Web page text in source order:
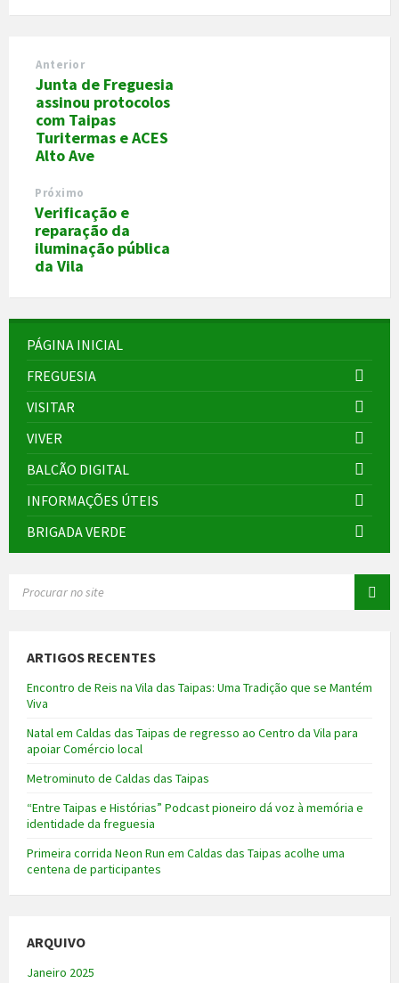
Anterior
Junta de Freguesia
assinou protocolos
com Taipas
Turitermas e ACES
Alto Ave
Próximo
Verificação e
reparação da
iluminação pública
da Vila
PÁGINA INICIAL
FREGUESIA
VISITAR
VIVER
BALCÃO DIGITAL
INFORMAÇÕES ÚTEIS
BRIGADA VERDE
ARTIGOS RECENTES
Encontro de Reis na Vila das Taipas: Uma Tradição que se Mantém
Viva
Natal em Caldas das Taipas de regresso ao Centro da Vila para
apoiar Comércio local
Metrominuto de Caldas das Taipas
“Entre Taipas e Histórias” Podcast pioneiro dá voz à memória e
identidade da freguesia
Primeira corrida Neon Run em Caldas das Taipas acolhe uma
centena de participantes
ARQUIVO
Janeiro 2025